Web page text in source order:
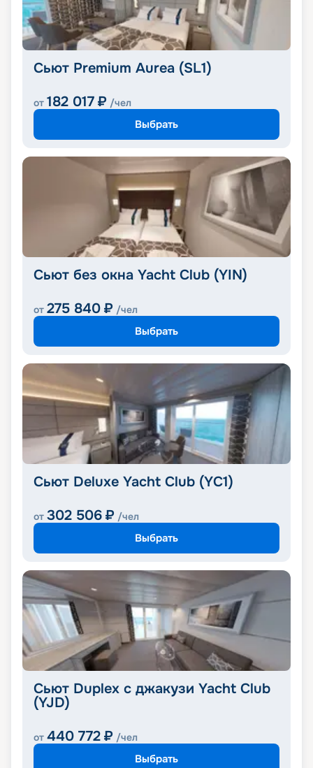
Сьют Premium Aurea (SL1)
от 182 017 ₽ /чел
Выбрать
Сьют без окна Yacht Club (YIN)
от 275 840 ₽ /чел
Выбрать
Сьют Deluxe Yacht Club (YC1)
от 302 506 ₽ /чел
Выбрать
Сьют Duplex с джакузи Yacht Club
(YJD)
от 440 772 ₽ /чел
Выбрать